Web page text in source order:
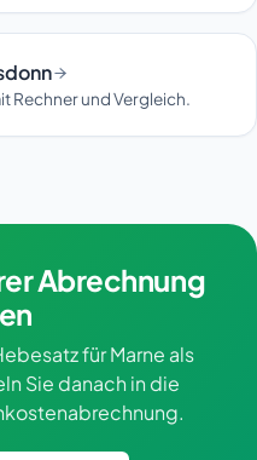
Rechner und Vergleich.
Abrechnung
für Marne als
Sie danach in die